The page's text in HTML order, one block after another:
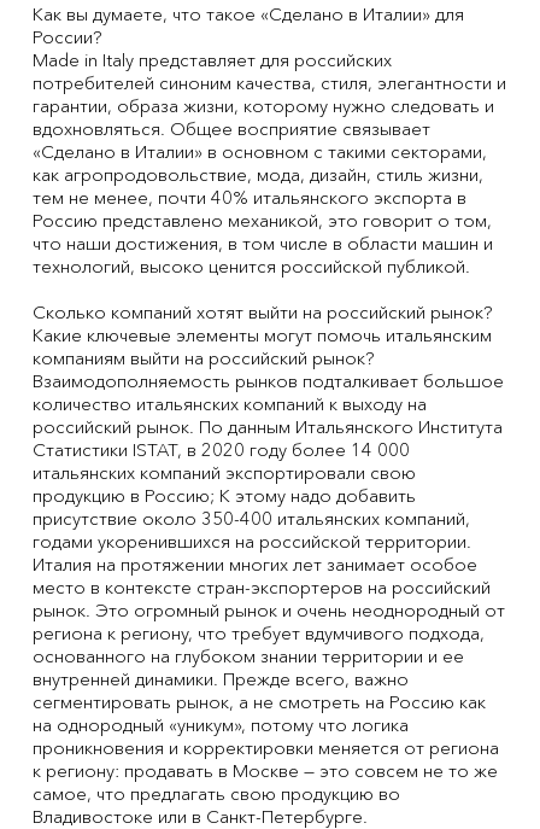
Как вы думаете, что такое «Сделано в Италии» для
России?
Made in Italy представляет для российских
потребителей синоним качества, стиля, элегантности и
гарантии, образа жизни, которому нужно следовать и
вдохновляться. Общее восприятие связывает
«Сделано в Италии» в основном с такими секторами,
как агропродовольствие, мода, дизайн, стиль жизни,
тем не менее, почти 40% итальянского экспорта в
Россию представлено механикой, это говорит о том,
что наши достижения, в том числе в области машин и
технологий, высоко ценится российской публикой.
Сколько компаний хотят выйти на российский рынок?
Какие ключевые элементы могут помочь итальянским
компаниям выйти на российский рынок?
Взаимодополняемость рынков подталкивает большое
количество итальянских компаний к выходу на
российский рынок. По данным Итальянского Института
Статистики ISTAT, в 2020 году более 14 000
итальянских компаний экспортировали свою
продукцию в Россию; К этому надо добавить
присутствие около 350-400 итальянских компаний,
годами укоренившихся на российской территории.
Италия на протяжении многих лет занимает особое
место в контексте стран-экспортеров на российский
рынок. Это огромный рынок и очень неоднородный от
региона к региону, что требует вдумчивого подхода,
основанного на глубоком знании территории и ее
внутренней динамики. Прежде всего, важно
сегментировать рынок, а не смотреть на Россию как
на однородный «уникум», потому что логика
проникновения и корректировки меняется от региона
к региону: продавать в Москве — это совсем не то же
самое, что предлагать свою продукцию во
Владивостоке или в Санкт-Петербурге.